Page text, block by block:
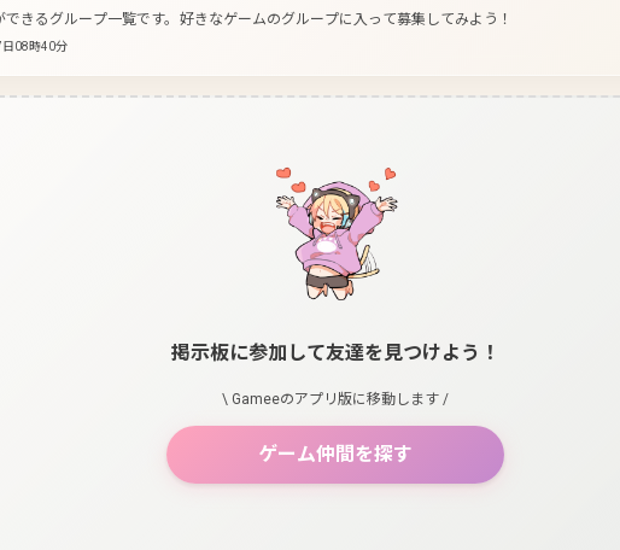
きるグループ一覧です。 好きなゲームのグループに入って募集してみよう！
08時40分
掲示板に参加して友達を見つけよう！
\ Gameeのアプリ版に移動します /
ゲーム仲間を探す